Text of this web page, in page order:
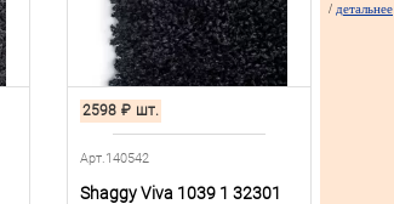
2598 ₽ шт.
Арт.140542
Shaggy Viva 1039 1 32301
/ детальнее